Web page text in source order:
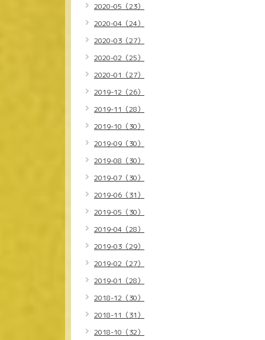
2020-05（23）
2020-04（24）
2020-03（27）
2020-02（25）
2020-01（27）
2019-12（26）
2019-11（28）
2019-10（30）
2019-09（30）
2019-08（30）
2019-07（30）
2019-06（31）
2019-05（30）
2019-04（28）
2019-03（29）
2019-02（27）
2019-01（28）
2018-12（30）
2018-11（31）
2018-10（32）